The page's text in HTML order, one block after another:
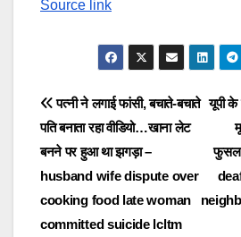
Source link
Post
navigation
यूपी
पत्नी ने लगाई फांसी, बचाते-बचाते
पति बनाता रहा वीडियो…खाना लेट
बनने पर हुआ था झगड़ा –
husband wife dispute over
cooking food late woman
committed suicide lcltm